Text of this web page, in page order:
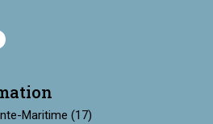
Maritime (17)